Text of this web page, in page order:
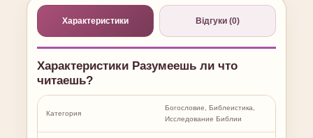
Характеристики Відгуки (0)
Характеристики Разумеешь ли что
читаешь?
Категория
Богословие, Библеистика,
Исследование Библии